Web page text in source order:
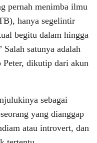
pernah menimba ilmu
hanya segelintir
begitu dalam hingga
Salah satunya adalah
Peter, dikutip dari akun
sebagai
yang dianggap
atau introvert, dan